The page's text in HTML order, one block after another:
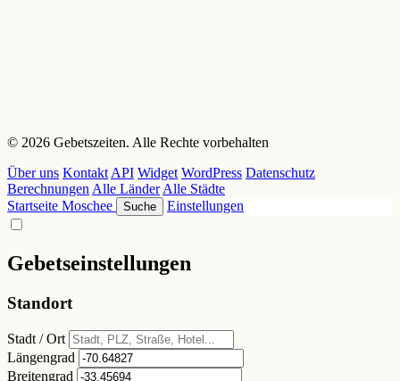
© 2026 Gebetszeiten. Alle Rechte vorbehalten
Über uns Kontakt API Widget WordPress Datenschutz
Berechnungen Alle Länder Alle Städte
Startseite Moschee Suche Einstellungen
Gebetseinstellungen
Standort
Stadt / Ort
Längengrad
Breitengrad